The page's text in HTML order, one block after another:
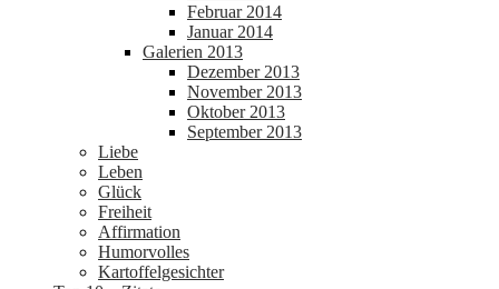
Februar 2014
Januar 2014
Galerien 2013
Dezember 2013
November 2013
Oktober 2013
September 2013
Liebe
Leben
Glück
Freiheit
Affirmation
Humorvolles
Kartoffelgesichter